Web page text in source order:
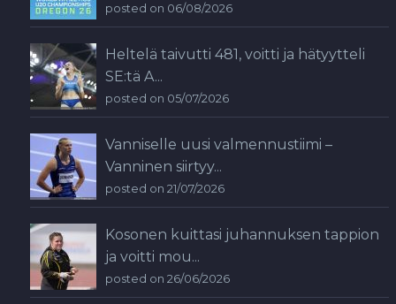
posted on 06/08/2026
Heltelä taivutti 481, voitti ja hätyytteli
SE:tä A...
posted on 05/07/2026
Vanniselle uusi valmennustiimi –
Vanninen siirtyy...
posted on 21/07/2026
Kosonen kuittasi juhannuksen tappion
ja voitti mou...
posted on 26/06/2026